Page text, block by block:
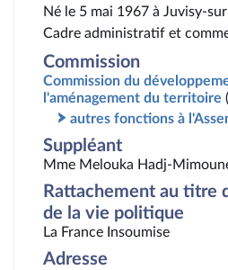
Né le 5 mai 1967 à Juvisy-
Cadre administratif et
Commission
Commission du
l'aménagement du territoire
autres fonctions à
Suppléant
Mme Melouka Hadj-
Rattachement au titre
de la vie politique
La France Insoumise
Adresse